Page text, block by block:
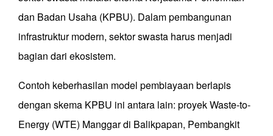
dan Badan Usaha (KPBU). Dalam pembangunan
infrastruktur modern, sektor swasta harus menjadi
bagian dari ekosistem.
Contoh keberhasilan model pembiayaan berlapis
dengan skema KPBU ini antara lain: proyek Waste-to-
Energy (WTE) Manggar di Balikpapan, Pembangkit